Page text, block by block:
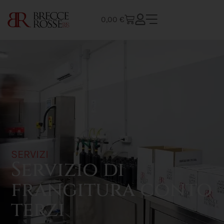
0,00 €
SERVIZI
Servizio di
frangitura conto
terzi